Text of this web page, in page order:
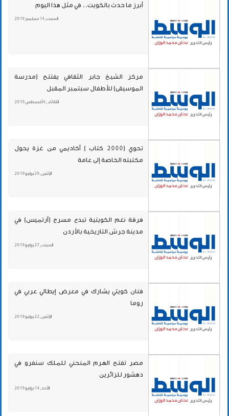
أبرز ما حدث بالكويت.. في مثل هذا اليوم
السبت , 14 سبتمبر 2019
مركز الشيخ جابر الثقافي يفتتح (مدرسة
الموسيقى) للأطفال سبتمبر المقبل
الثلاثاء , 6 أغسطس 2019
تحوي (2000 كتاب ) أكاديمي من غزة يحول
مكتبته الخاصة إلى عامة
الإثنين , 29 يوليو 2019
فرقة نغم الكويتية تبدع مسرح (آرتميس) في
مدينة جرش التاريخية بالأردن
السبت , 27 يوليو 2019
فنان كويتي يشارك في معرض إيطالي عربي في
روما
الإثنين , 22 يوليو 2019
مصر تفتح الهرم المنحني للملك سنفرو في
دهشور للزائرين
الأحد , 14 يوليو 2019